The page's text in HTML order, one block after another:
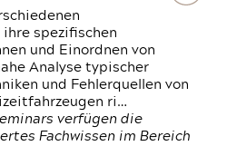
spezifischen
und Einordnen von
Analyse typischer
und Fehlerquellen von
ri…
verfügen die
Fachwissen im Bereich